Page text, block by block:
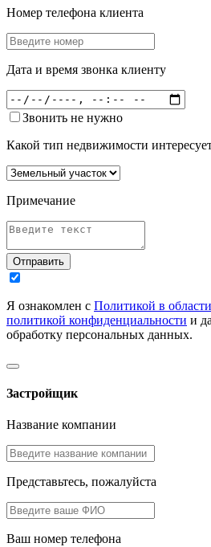
Номер телефона клиента
Дата и время звонка клиенту
Звонить не нужно
Какой тип недвижимости
Примечание
Отправить
Я ознакомлен с Политикой в
политикой конфиденциальности и
обработку персональных данных.
Застройщик
Название компании
Представьтесь, пожалуйста
Ваш номер телефона